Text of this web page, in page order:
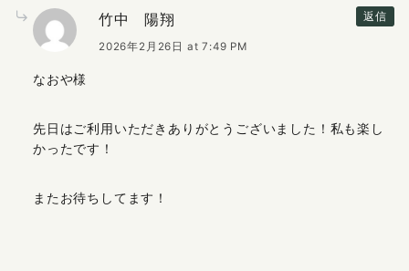
返信
竹中 陽翔
2026年2月26日 at 7:49 PM
なおや様
先日はご利用いただきありがとうございました！私も楽し
かったです！
またお待ちしてます！